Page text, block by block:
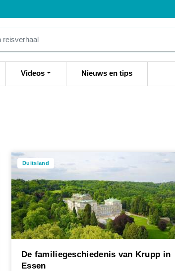
Videos Nieuws en tips
Duitsland
De familiegeschiedenis van Krupp in
Essen